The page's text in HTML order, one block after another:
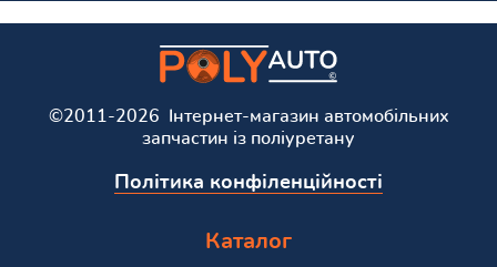
©2011-2026 Інтернет-магазин автомобільних
запчастин із поліуретану
Політика конфіленційності
Каталог